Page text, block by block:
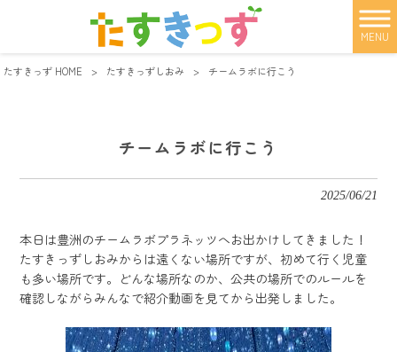
MENU
たすきっず HOME > たすきっずしおみ > チームラボに行こう
チームラボに行こう
2025/06/21
本日は豊洲のチームラボプラネッツへお出かけしてきました！
たすきっずしおみからは遠くない場所ですが、初めて行く児童
も多い場所です。どんな場所なのか、公共の場所でのルールを
確認しながらみんなで紹介動画を見てから出発しました。